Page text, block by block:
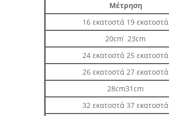
Μέτρηση
16 εκατοστά 19 εκατοστά
20cm ̇ 23cm
24 εκατοστά 25 εκατοστά
26 εκατοστά 27 εκατοστά
28cm31cm
32 εκατοστά 37 εκατοστά